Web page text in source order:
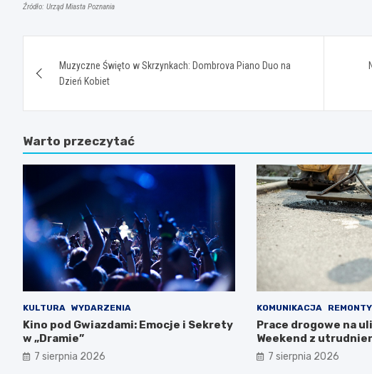
Źródło: Urząd Miasta Poznania
wpisuMuzyczne Święto w Skrzynkach: Dombrova Piano Duo na
Dzień Kobiet
Warto przeczytać
KULTURA WYDARZENIA
Kino pod Gwiazdami: Emocje i Sekrety
w „Dramie”
7 sierpnia 2026
KOMUNIKACJA REMONTY
Prace drogowe na
Weekend z
7 sierpnia 2026